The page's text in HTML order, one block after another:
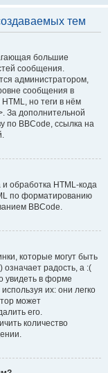
тем
большие
сообщения.
администратором,
сообщения в
но теги в нём
За дополнительной
по BBCode, ссылка на
обработка HTML-кода
по форматированию
BBCode.
которые могут быть
радость, а :(
увидеть в форме
их: они легко
может
его.
количество